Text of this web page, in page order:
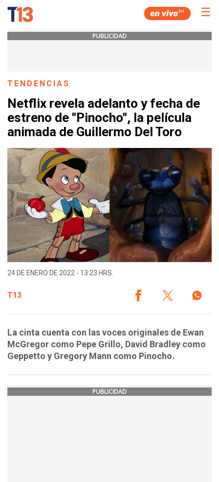
☰
PUBLICIDAD
TENDENCIAS
Netflix revela adelanto y fecha de
estreno de "Pinocho", la película
animada de Guillermo Del Toro
24 DE ENERO DE 2022 - 13:23 HRS.
T13
La cinta cuenta con las voces originales de Ewan
McGregor como Pepe Grillo, David Bradley como
Geppetto y Gregory Mann como Pinocho.
PUBLICIDAD